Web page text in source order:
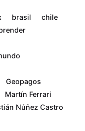
brasil
chile
Geopagos
Martín Ferrari
Núñez Castro